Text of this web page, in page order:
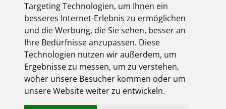
Targeting Technologien, um Ihnen ein
besseres Internet-Erlebnis zu ermöglichen
und die Werbung, die Sie sehen, besser an
Ihre Bedürfnisse anzupassen. Diese
Technologien nutzen wir außerdem, um
Ergebnisse zu messen, um zu verstehen,
woher unsere Besucher kommen oder um
unsere Website weiter zu entwickeln.